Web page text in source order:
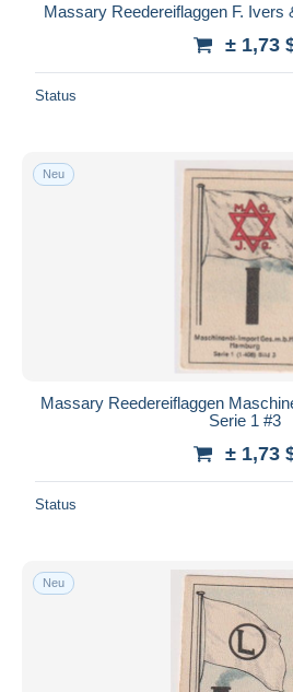
Massary Reedereiflaggen F. Ivers
± 1,73
Status
Neu
Massary Reedereiflaggen
Serie 1 #3
± 1,73
Status
Neu